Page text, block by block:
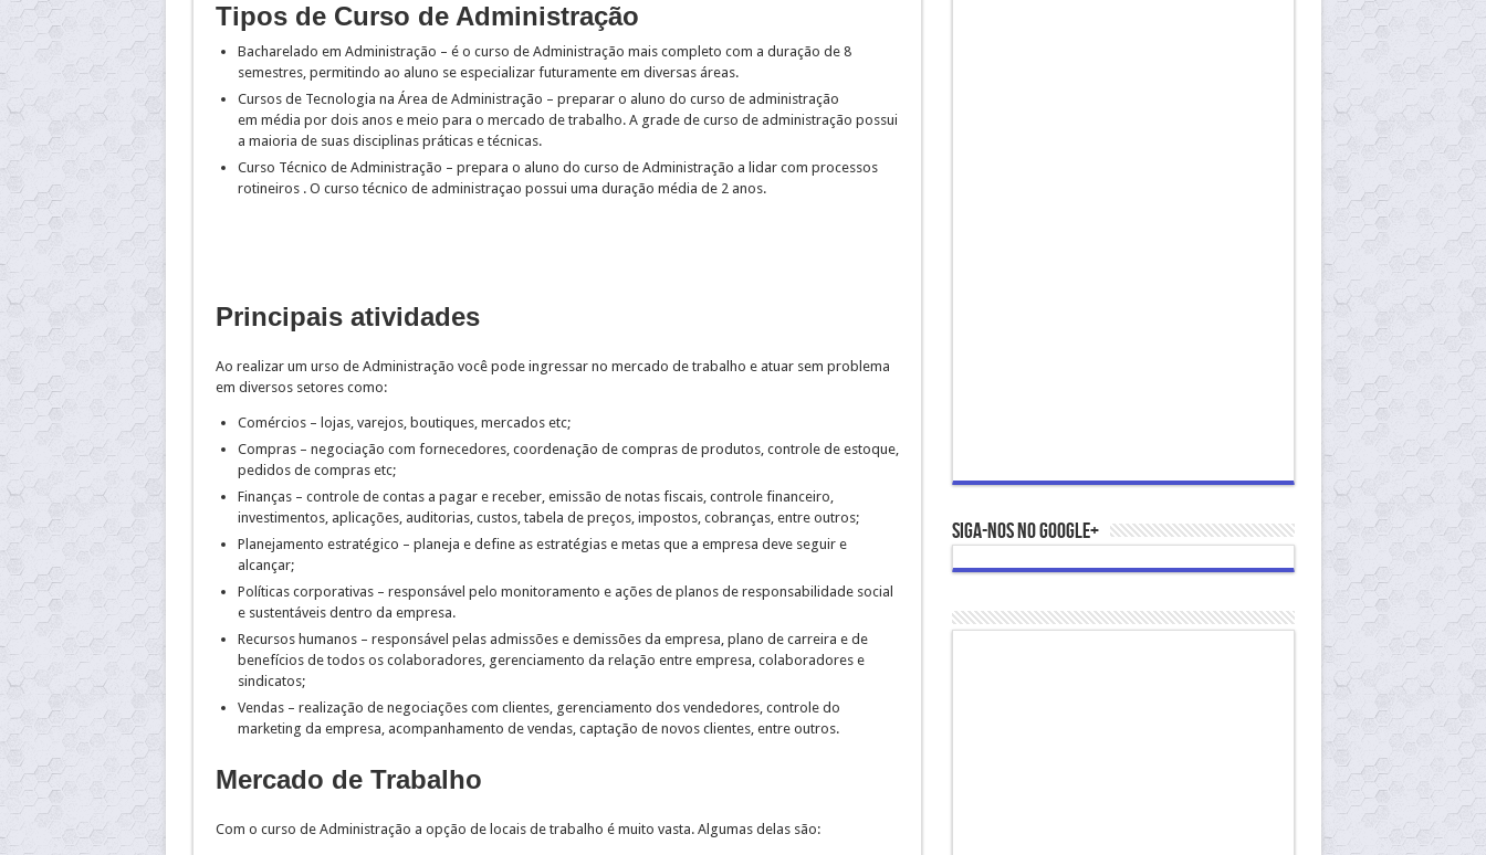
Tipos de Curso de Administração
Bacharelado em Administração – é o curso de Administração mais completo com a duração de 8
semestres, permitindo ao aluno se especializar futuramente em diversas áreas.
Cursos de Tecnologia na Área de Administração – preparar o aluno do curso de administração
em média por dois anos e meio para o mercado de trabalho. A grade de curso de administração possui
a maioria de suas disciplinas práticas e técnicas.
Curso Técnico de Administração – prepara o aluno do curso de Administração a lidar com processos
rotineiros . O curso técnico de administraçao possui uma duração média de 2 anos.
Principais atividades
Ao realizar um urso de Administração você pode ingressar no mercado de trabalho e atuar sem problema
em diversos setores como:
Comércios – lojas, varejos, boutiques, mercados etc;
Compras – negociação com fornecedores, coordenação de compras de produtos, controle de estoque,
pedidos de compras etc;
Finanças – controle de contas a pagar e receber, emissão de notas fiscais, controle financeiro,
investimentos, aplicações, auditorias, custos, tabela de preços, impostos, cobranças, entre outros;
Planejamento estratégico – planeja e define as estratégias e metas que a empresa deve seguir e
alcançar;
Políticas corporativas – responsável pelo monitoramento e ações de planos de responsabilidade social
e sustentáveis dentro da empresa.
Recursos humanos – responsável pelas admissões e demissões da empresa, plano de carreira e de
benefícios de todos os colaboradores, gerenciamento da relação entre empresa, colaboradores e
sindicatos;
Vendas – realização de negociações com clientes, gerenciamento dos vendedores, controle do
marketing da empresa, acompanhamento de vendas, captação de novos clientes, entre outros.
Mercado de Trabalho
Com o curso de Administração a opção de locais de trabalho é muito vasta. Algumas delas são:
Siga-nos no Google+